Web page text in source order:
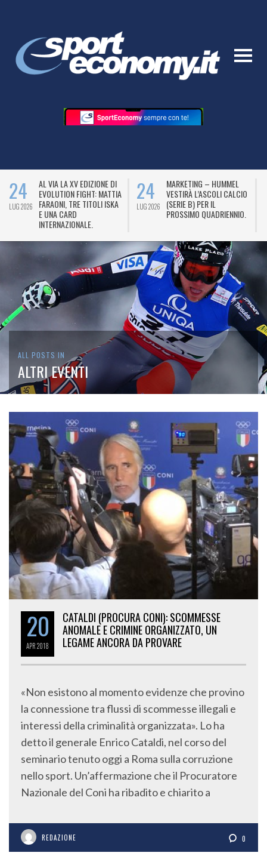
24
LUG 2026
AL VIA LA XV EDIZIONE DI
EVOLUTION FIGHT: MATTIA
FARAONI, TRE TITOLI ISKA
E UNA CARD
INTERNAZIONALE.
24
LUG 2026
MARKETING – HUMMEL
VESTIRÀ L’ASCOLI CALCIO
(SERIE B) PER IL
PROSSIMO QUADRIENNIO.
ALL POSTS IN
ALTRI EVENTI
20
APR2018
CATALDI (PROCURA CONI): SCOMMESSE
ANOMALE E CRIMINE ORGANIZZATO, UN
LEGAME ANCORA DA PROVARE
«Non esistono al momento evidenze che provino
la connessione tra flussi di scommesse illegali e
interessi della criminalità organizzata». Lo ha
detto il generale Enrico Cataldi, nel corso del
seminario tenuto oggi a Roma sulla corruzione
nello sport. Un’affermazione che il Procuratore
Nazionale del Coni ha ribadito e chiarito a
REDAZIONE 0